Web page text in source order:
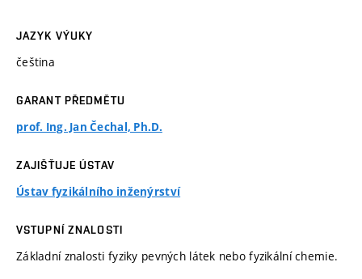
JAZYK VÝUKY
čeština
GARANT PŘEDMĚTU
prof. Ing. Jan Čechal, Ph.D.
ZAJIŠŤUJE ÚSTAV
Ústav fyzikálního inženýrství
VSTUPNÍ ZNALOSTI
Základní znalosti fyziky pevných látek nebo fyzikální chemie.